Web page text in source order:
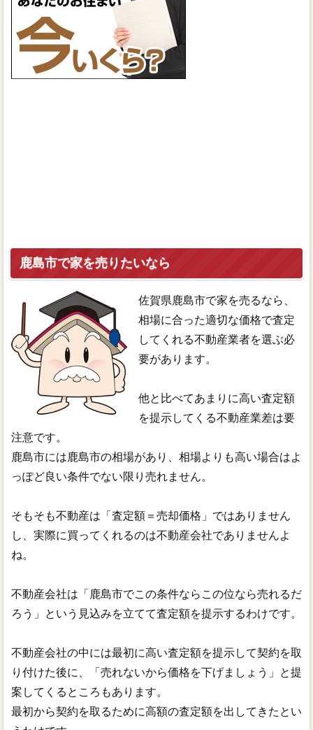
鹿島市で家を売りたいなら
佐賀県鹿島市で家を売るなら、
相場に合った適切な価格で査定
してくれる不動産業者を選ぶ必
要があります。
他と比べてあまりに高い査定額
を提示してくる不動産業差は要
注意です。
鹿島市には鹿島市の相場があり、相場よりも高い場合はよ
っぽど良い条件でない限り売れません。
そもそも不動産は「査定額＝売却価格」ではありません
し、実際に買ってくれるのは不動産会社でありませんよ
ね。
不動産会社は「鹿島市でこの条件ならこの位なら売れるだ
ろう」という見込みを立てて査定額を提示するわけです。
不動産会社の中には最初に高い査定額を提示して契約を取
り付けた後に、「売れないから価格を下げましょう」と提
案してくるところもあります。
最初から契約を取るために高額の査定額を出してきたとい